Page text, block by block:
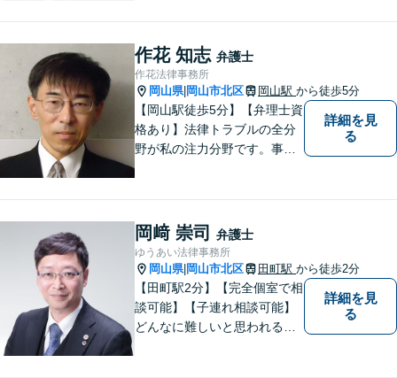
相談ください。依頼者さまの
サポートができるよう努めて
まいります。
作花 知志 弁護士
作花法律事務所
岡山県| 岡山市北区 岡山駅 から徒歩5分
【岡山駅徒歩5分】【弁理士資
格あり】法律トラブルの全分
野が私の注力分野です。事務
ラス対応】【後払い対応】
【日弁連国際人権問題委員会
所属】お困りの方は、お気軽
にご相談下さい。
詳細を見
る
岡﨑 崇司 弁護士
ゆうあい法律事務所
岡山県| 岡山市北区 田町駅 から徒歩2分
【田町駅2分】【完全個室で相
談可能】【子連れ相談可能】
どんなに難しいと思われる案
詳細を見
る